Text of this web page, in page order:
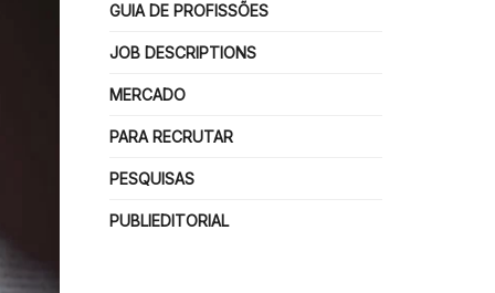
GUIA DE PROFISSÕES
JOB DESCRIPTIONS
MERCADO
PARA RECRUTAR
PESQUISAS
PUBLIEDITORIAL